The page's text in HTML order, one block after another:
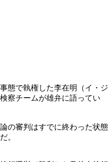
態で執権した李在明（イ・ジ
察チームが雄弁に語ってい
の審判はすでに終わった状態
。